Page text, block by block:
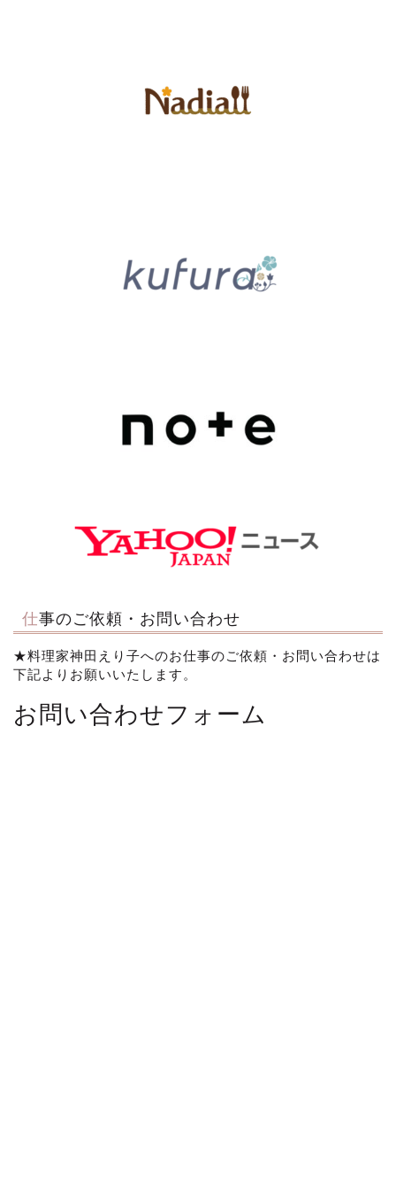
仕事のご依頼・お問い合わせ
★料理家神田えり子へのお仕事のご依頼・お問い合わせは
下記よりお願いいたします。
お問い合わせフォーム